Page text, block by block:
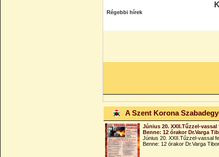
Régebbi hírek
A Szent Korona
Június 20. XXII.Tűzzel-
Benne: 12 órakor Dr.Varga
Június 20. XXII.Tűzzel-vassal
Benne: 12 órakor Dr.Varga Tibor